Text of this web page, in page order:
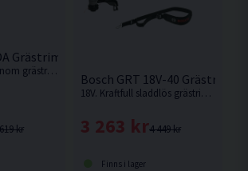
Grästrimmer 18V
18V. Senaste nytt inom grästrimmer från HiKOKI som levereras med slyklinga och trimmerhuvud. Levereras utan batteri och laddare.
kr
Bosch GRT 18V-40
18V. Kraftfull sladdlös grästrimmer för bekvämt arbete i trädgården. Levereras utan batteri och laddare.
4 449 kr
3 263 kr
Finns i lager